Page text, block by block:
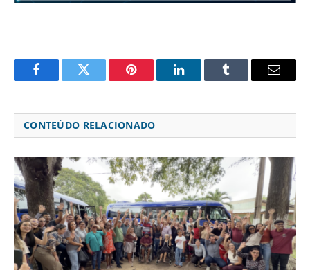
FacebookTwitter Pinterest LinkedInTumblr Email
CONTEÚDO RELACIONADO